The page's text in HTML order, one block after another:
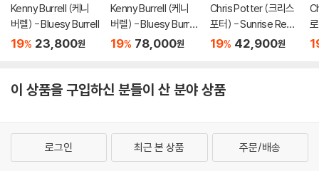
Kenny Burrell (케니
버렐) - Bluesy Burrell
19% 23,800원
Kenny Burrell (케니
버렐) - Bluesy Burrell
[LP]
19% 78,000원
Chris Potter (크리스
포터) - Sunrise Repri
se [마룬 마블 컬러 L
19% 42,900원
이 상품을 구입하신 분들이 산 분야 상품
로그인 최근 본 상품 주문/배송